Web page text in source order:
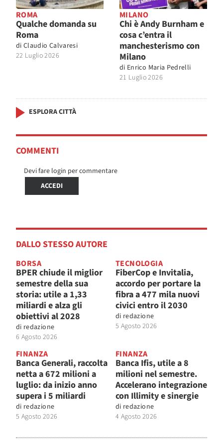
ROMA
Qualche domanda su
Roma
di Claudio Calvaresi
22 Luglio 2026
MILANO
Chi è Andy Burnham e
cosa c’entra il
manchesterismo con
Milano
di Enrico Maria Pedrelli
21 Luglio 2026
ESPLORA CITTÀ
COMMENTI
Devi fare login per commentare
ACCEDI
DALLO STESSO AUTORE
BORSA
BPER chiude il miglior
semestre della sua
storia: utile a 1,33
miliardi e alza gli
obiettivi al 2028
di redazione
6 Agosto 2026
TECNOLOGIA
FiberCop e Invitalia,
accordo per portare la
fibra a 477 mila nuovi
civici entro il 2030
di redazione
5 Agosto 2026
FINANZA
Banca Generali, raccolta
netta a 672 milioni a
luglio: da inizio anno
supera i 5 miliardi
di redazione
5 Agosto 2026
FINANZA
Banca Ifis, utile a 8
milioni nel semestre.
Accelerano integrazione
con Illimity e sinergie
di redazione
4 Agosto 2026